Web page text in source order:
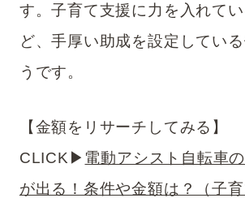
す。子育て支援に力を入れて
ど、手厚い助成を設定してい
うです。
【金額をリサーチしてみる】
CLICK▶︎ 電動アシスト自転車
が出る！条件や金額は？（子